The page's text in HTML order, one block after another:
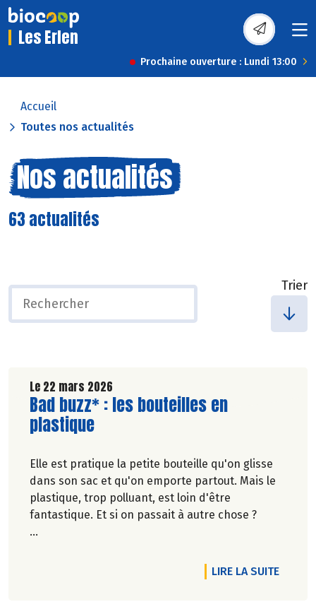
Les Erlen
Prochaine ouverture : Lundi 13:00
Accueil
Toutes nos actualités
Nos actualités
63 actualités
Trier
Le 22 mars 2026
Lire la suite de l'article
Bad buzz* : les bouteilles en
plastique
Elle est pratique la petite bouteille qu'on glisse
dans son sac et qu'on emporte partout. Mais le
plastique, trop polluant, est loin d'être
fantastique. Et si on passait à autre chose ?
LIRE LA SUITEDE